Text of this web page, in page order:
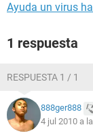
Ayuda un virus
1 respuesta
RESPUESTA 1 / 1
888ger888
4 jul 2010 a